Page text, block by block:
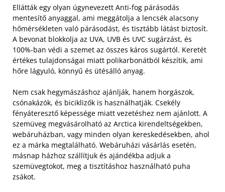
Ellátták egy olyan úgynevezett Anti-fog párásodás
mentesítő anyaggal, ami meggátolja a lencsék alacsony
hőmérsékleten való párásodást, és tisztább látást biztosít.
A bevonat blokkolja az UVA, UVB és UVC sugárzást, és
100%-ban védi a szemet az összes káros sugártól. Keretét
értékes tulajdonságai miatt polikarbonátból készítik, ami
hőre lágyuló, könnyű és ütésálló anyag.
Nem csak hegymászáshoz ajánlják, hanem horgászok,
csónakázók, és biciklizők is használhatják. Csekély
fényáteresztő képessége miatt vezetéshez nem ajánlott. A
szemüveg megvásárolható az Arctica kirendeltségekben,
webáruházban, vagy minden olyan kereskedésekben, ahol
ez a márka megtalálható. Webáruházi vásárlás esetén,
másnap házhoz szállítjuk és ajándékba adjuk a
szemüvegtokot, meg a tisztításhoz használható puha
zsákot.